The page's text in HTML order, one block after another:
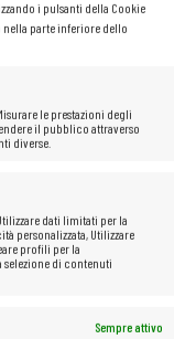
i pulsanti della Cookie
parte inferiore dello
le prestazioni degli
il pubblico attraverso
diverse.
dati limitati per la
personalizzata, Utilizzare
profili per la
selezione di contenuti
Sempre attivo